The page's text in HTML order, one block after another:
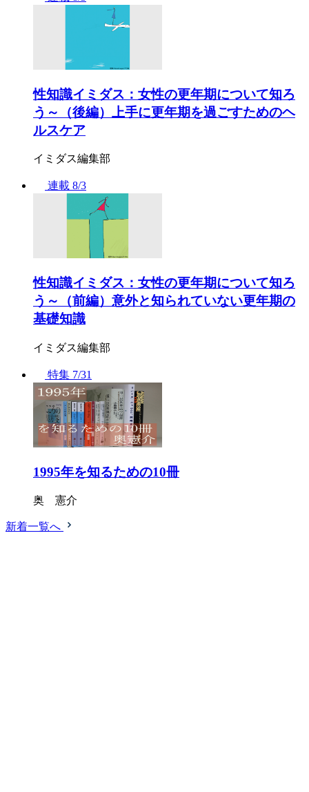
性知識イミダス：女性の更年期について知ろ
う～（後編）上手に更年期を過ごすためのヘ
ルスケア
イミダス編集部
連載 8/3
性知識イミダス：女性の更年期について知ろ
う～（前編）意外と知られていない更年期の
基礎知識
イミダス編集部
特集 7/31
1995年を知るための10冊
奥 憲介
新着一覧へ